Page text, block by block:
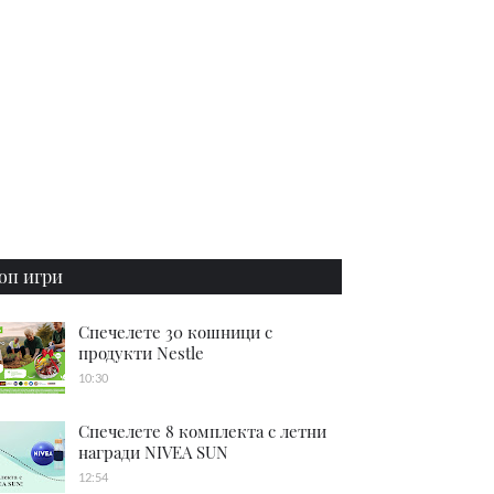
игри
Спечелете 30 кошници с
продукти Nestle
10:30
Спечелете 8 комплекта с летни
награди NIVEA SUN
12:54